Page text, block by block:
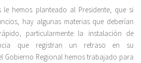
le hemos planteado al Presidente, que si
hay algunas materias que deberían
particularmente la instalación de
que registran un retraso en su
Gobierno Regional hemos trabajado para